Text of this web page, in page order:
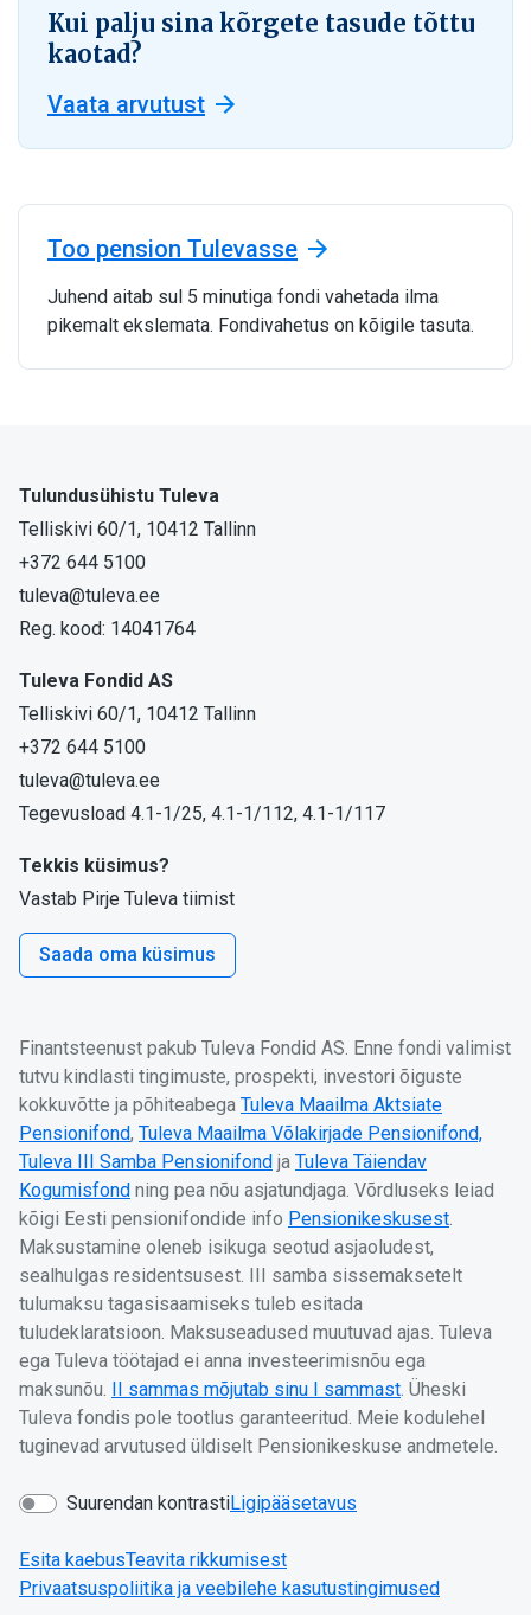
Kui palju sina kõrgete tasude tõttu
kaotad?
Vaata arvutust
Too pension Tulevasse
Juhend aitab sul 5 minutiga fondi vahetada ilma
pikemalt ekslemata. Fondivahetus on kõigile tasuta.
Tulundusühistu Tuleva
Telliskivi 60/1, 10412 Tallinn
+372 644 5100
tuleva@tuleva.ee
Reg. kood: 14041764
Tuleva Fondid AS
Telliskivi 60/1, 10412 Tallinn
+372 644 5100
tuleva@tuleva.ee
Tegevusload 4.1-1/25, 4.1-1/112, 4.1-1/117
Tekkis küsimus?
Vastab Pirje Tuleva tiimist
Saada oma küsimus
Finantsteenust pakub Tuleva Fondid AS. Enne fondi valimist
tutvu kindlasti tingimuste, prospekti, investori õiguste
kokkuvõtte ja põhiteabega Tuleva Maailma Aktsiate
Pensionifond, Tuleva Maailma Võlakirjade Pensionifond,
Tuleva III Samba Pensionifond ja Tuleva Täiendav
Kogumisfond ning pea nõu asjatundjaga. Võrdluseks leiad
kõigi Eesti pensionifondide info Pensionikeskusest
Maksustamine oleneb isikuga seotud asjaoludest,
sealhulgas residentsusest. III samba sissemaksetelt
tulumaksu tagasisaamiseks tuleb esitada
tuludeklaratsioon. Maksuseadused muutuvad ajas. Tuleva
ega Tuleva töötajad ei anna investeerimisnõu ega
maksunõu. II sammas mõjutab sinu I sammast . Üheski
Tuleva fondis pole tootlus garanteeritud. Meie kodulehel
tuginevad arvutused üldiselt Pensionikeskuse andmetele.
Suurendan kontrastiLigipääsetavus
Esita kaebusTeavita rikkumisest
Privaatsuspoliitika ja veebilehe kasutustingimused